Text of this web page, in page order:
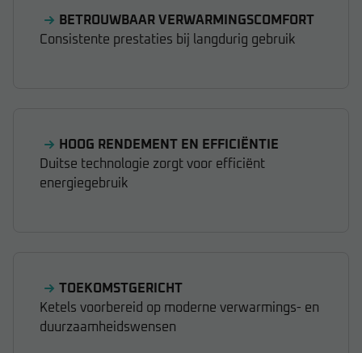
BETROUWBAAR VERWARMINGSCOMFORT
Consistente prestaties bij langdurig gebruik
HOOG RENDEMENT EN EFFICIËNTIE
Duitse technologie zorgt voor efficiënt
energiegebruik
TOEKOMSTGERICHT
Ketels voorbereid op moderne verwarmings- en
duurzaamheidswensen